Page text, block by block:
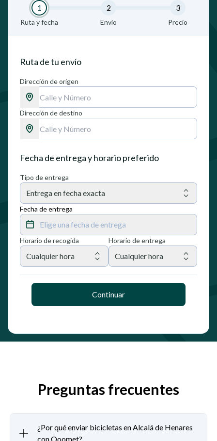
1
Ruta y fecha
2
Envío
3
Precio
Ruta de tu envío
Dirección de origen
Dirección de destino
Fecha de entrega y horario preferido
Tipo de entrega
Entrega en fecha exacta
Fecha de entrega
Elige una fecha de entrega
Horario de recogida
Cualquier hora
Horario de entrega
Cualquier hora
Continuar
Preguntas frecuentes
¿Por qué enviar bicicletas en Alcalá de Henares
con Qoomet?